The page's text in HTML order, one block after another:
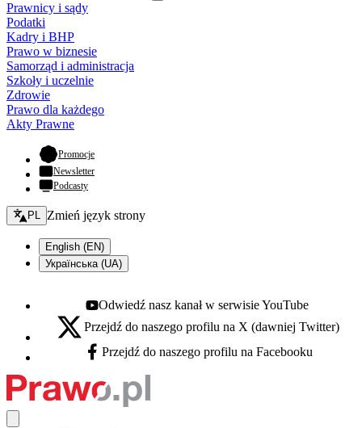
Prawnicy i sądy
Podatki
Kadry i BHP
Prawo w biznesie
Samorząd i administracja
Szkoły i uczelnie
Zdrowie
Prawo dla każdego
Akty Prawne
Promocje- otwiera się w nowej karcie
Newsletter
Podcasty
Zmień język - bieżący:
PL Zmień język strony
English (EN)
Українська (UA)
Youtube - otwiera się w nowej karcie
Odwiedź nasz kanał w serwisie YouTube
X - otwiera się w nowej karcie
Przejdź do naszego profilu na X (dawniej Twitter)
Facebook - otwiera się w nowej karcie
Przejdź do naszego profilu na Facebooku